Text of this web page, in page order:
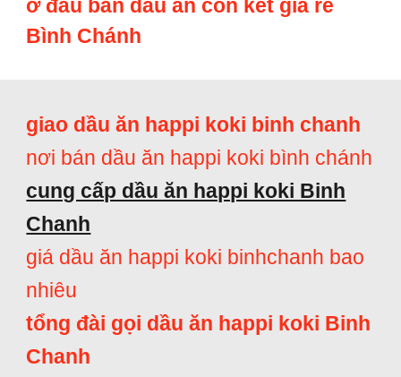
ở đâu bán dầu ăn con két giá rẻ
Bình Chánh
giao dầu ăn happi koki binh chanh
nơi bán dầu ăn happi koki bình chánh
cung cấp dầu ăn happi koki Binh
Chanh
giá dầu ăn happi koki binhchanh bao
nhiêu
tổng đài gọi dầu ăn happi koki Binh
Chanh